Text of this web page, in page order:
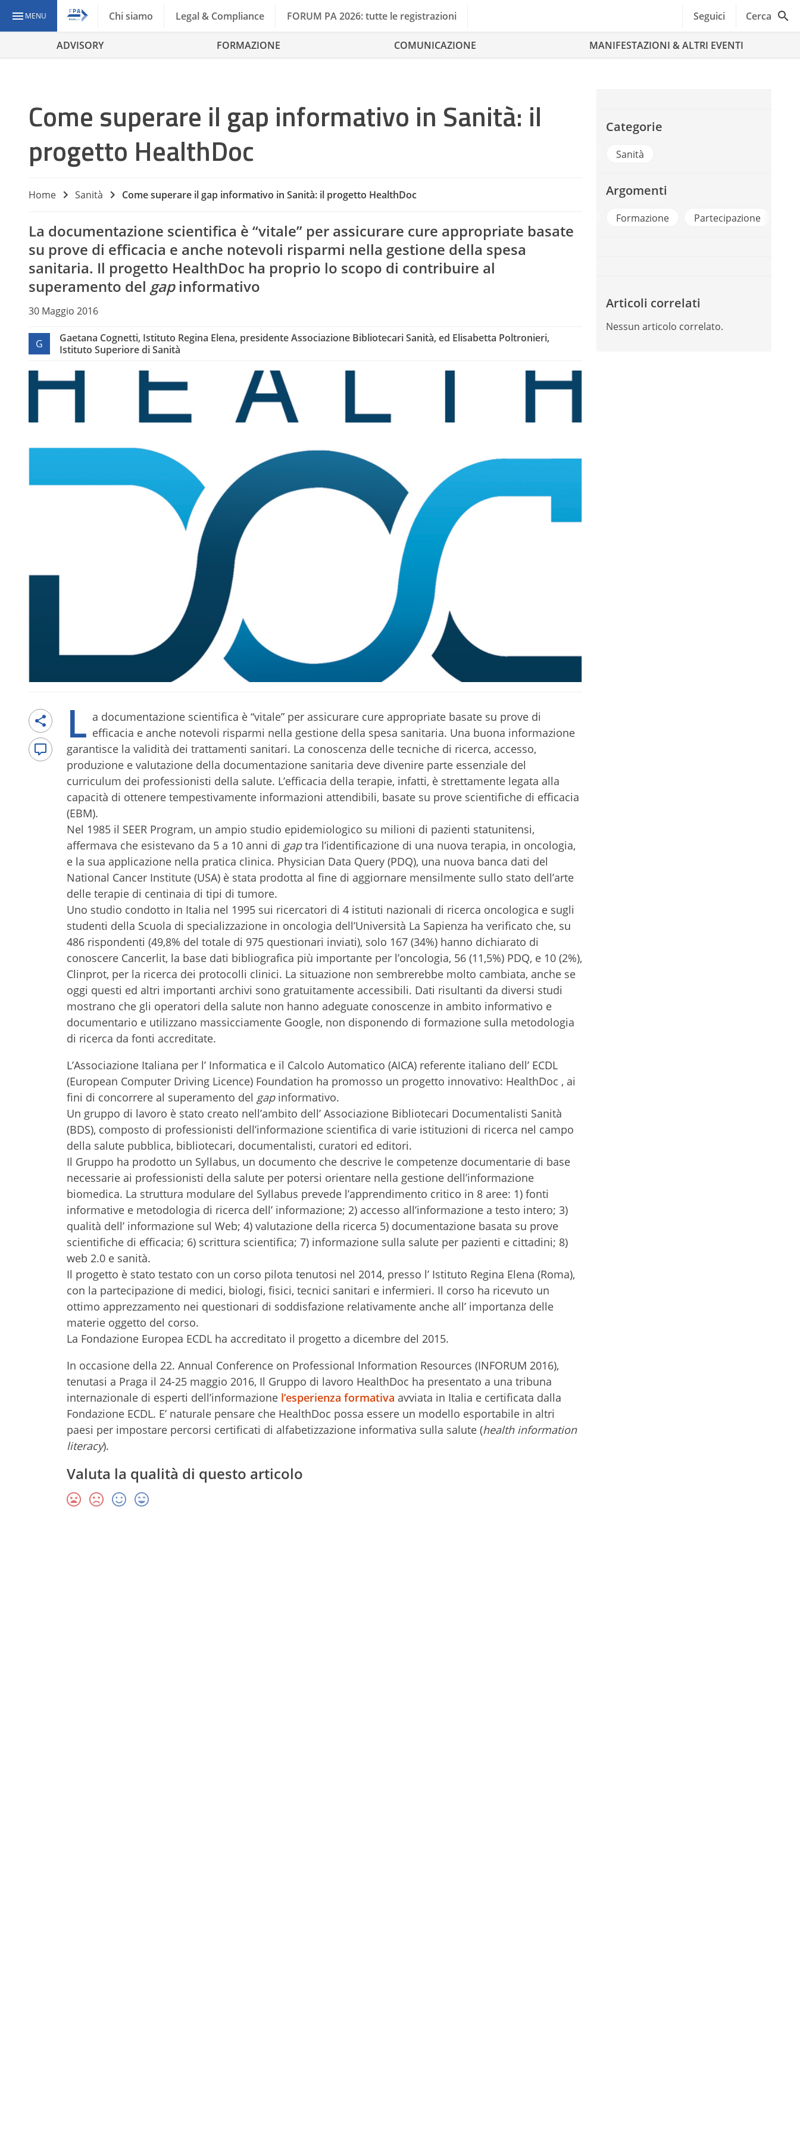
MENU Chi siamo Legal & Compliance FORUM PA 2026: tutte le registrazioni Seguici Cerca
ADVISORY FORMAZIONE COMUNICAZIONE MANIFESTAZIONI & ALTRI EVENTI
Come superare il gap informativo in Sanità: il
progetto HealthDoc
Home Sanità Come superare il gap informativo in Sanità: il progetto HealthDoc
La documentazione scientifica è “vitale” per assicurare cure appropriate basate
su prove di efficacia e anche notevoli risparmi nella gestione della spesa
sanitaria. Il progetto HealthDoc ha proprio lo scopo di contribuire al
superamento del gapinformativo
30 Maggio 2016
G
Gaetana Cognetti, Istituto Regina Elena, presidente Associazione Bibliotecari Sanità, ed Elisabetta Poltronieri,
Istituto Superiore di Sanità
L a documentazione scientifica è “vitale” per assicurare cure appropriate basate su prove di
efficacia e anche notevoli risparmi nella gestione della spesa sanitaria. Una buona informazione
garantisce la validità dei trattamenti sanitari. La conoscenza delle tecniche di ricerca, accesso,
produzione e valutazione della documentazione sanitaria deve divenire parte essenziale del
curriculum dei professionisti della salute. L’efficacia della terapie, infatti, è strettamente legata alla
capacità di ottenere tempestivamente informazioni attendibili, basate su prove scientifiche di efficacia
(EBM).
Nel 1985 il SEER Program, un ampio studio epidemiologico su milioni di pazienti statunitensi,
affermava che esistevano da 5 a 10 anni di gaptra l’identificazione di una nuova terapia, in oncologia,
e la sua applicazione nella pratica clinica. Physician Data Query (PDQ), una nuova banca dati del
National Cancer Institute (USA) è stata prodotta al fine di aggiornare mensilmente sullo stato dell’arte
delle terapie di centinaia di tipi di tumore.
Uno studio condotto in Italia nel 1995 sui ricercatori di 4 istituti nazionali di ricerca oncologica e sugli
studenti della Scuola di specializzazione in oncologia dell’Università La Sapienza ha verificato che, su
486 rispondenti (49,8% del totale di 975 questionari inviati), solo 167 (34%) hanno dichiarato di
conoscere Cancerlit, la base dati bibliografica più importante per l’oncologia, 56 (11,5%) PDQ, e 10 (2%),
Clinprot, per la ricerca dei protocolli clinici. La situazione non sembrerebbe molto cambiata, anche se
oggi questi ed altri importanti archivi sono gratuitamente accessibili. Dati risultanti da diversi studi
mostrano che gli operatori della salute non hanno adeguate conoscenze in ambito informativo e
documentario e utilizzano massicciamente Google, non disponendo di formazione sulla metodologia
di ricerca da fonti accreditate.
L’Associazione Italiana per l’ Informatica e il Calcolo Automatico (AICA) referente italiano dell’ ECDL
(European Computer Driving Licence) Foundation ha promosso un progetto innovativo: HealthDoc , ai
fini di concorrere al superamento del gapinformativo.
Un gruppo di lavoro è stato creato nell’ambito dell’ Associazione Bibliotecari Documentalisti Sanità
(BDS), composto di professionisti dell’informazione scientifica di varie istituzioni di ricerca nel campo
della salute pubblica, bibliotecari, documentalisti, curatori ed editori.
Il Gruppo ha prodotto un Syllabus, un documento che descrive le competenze documentarie di base
necessarie ai professionisti della salute per potersi orientare nella gestione dell’informazione
biomedica. La struttura modulare del Syllabus prevede l’apprendimento critico in 8 aree: 1) fonti
informative e metodologia di ricerca dell’ informazione; 2) accesso all’informazione a testo intero; 3)
qualità dell’ informazione sul Web; 4) valutazione della ricerca 5) documentazione basata su prove
scientifiche di efficacia; 6) scrittura scientifica; 7) informazione sulla salute per pazienti e cittadini; 8)
web 2.0 e sanità.
Il progetto è stato testato con un corso pilota tenutosi nel 2014, presso l’ Istituto Regina Elena (Roma),
con la partecipazione di medici, biologi, fisici, tecnici sanitari e infermieri. Il corso ha ricevuto un
ottimo apprezzamento nei questionari di soddisfazione relativamente anche all’ importanza delle
materie oggetto del corso.
La Fondazione Europea ECDL ha accreditato il progetto a dicembre del 2015.
In occasione della 22. Annual Conference on Professional Information Resources (INFORUM 2016),
tenutasi a Praga il 24-25 maggio 2016, Il Gruppo di lavoro HealthDoc ha presentato a una tribuna
internazionale di esperti dell’informazione l’esperienza formativa avviata in Italia e certificata dalla
Fondazione ECDL. E’ naturale pensare che HealthDoc possa essere un modello esportabile in altri
paesi per impostare percorsi certificati di alfabetizzazione informativa sulla salute (health information
literacy).
Valuta la qualità di questo articolo
Categorie
Sanità
Argomenti
Formazione Partecipazione
Articoli correlati
Nessun articolo correlato.